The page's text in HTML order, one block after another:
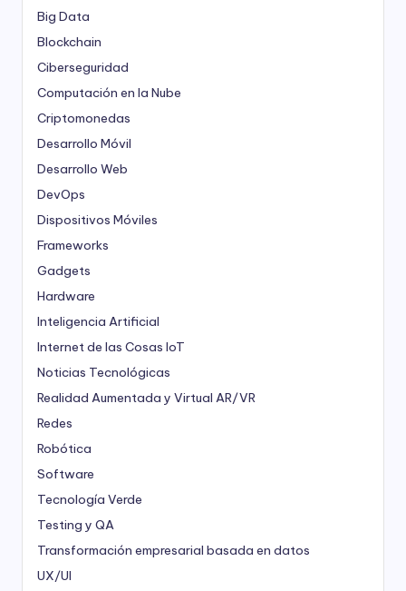
Big Data
Blockchain
Ciberseguridad
Computación en la Nube
Criptomonedas
Desarrollo Móvil
Desarrollo Web
DevOps
Dispositivos Móviles
Frameworks
Gadgets
Hardware
Inteligencia Artificial
Internet de las Cosas IoT
Noticias Tecnológicas
Realidad Aumentada y Virtual AR/VR
Redes
Robótica
Software
Tecnología Verde
Testing y QA
Transformación empresarial basada en datos
UX/UI